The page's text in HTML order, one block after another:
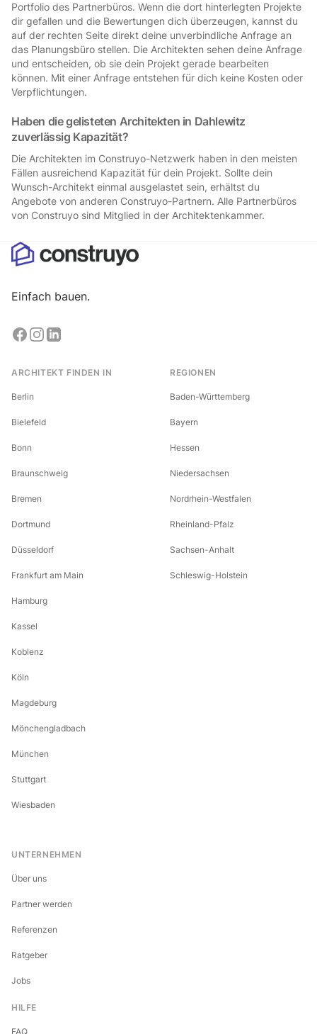
Portfolio des Partnerbüros. Wenn die dort hinterlegten Projekte
dir gefallen und die Bewertungen dich überzeugen, kannst du
auf der rechten Seite direkt deine unverbindliche Anfrage an
das Planungsbüro stellen. Die Architekten sehen deine Anfrage
und entscheiden, ob sie dein Projekt gerade bearbeiten
können. Mit einer Anfrage entstehen für dich keine Kosten oder
Verpflichtungen.
Haben die gelisteten Architekten in Dahlewitz
zuverlässig Kapazität?
Die Architekten im Construyo-Netzwerk haben in den meisten
Fällen ausreichend Kapazität für dein Projekt. Sollte dein
Wunsch-Architekt einmal ausgelastet sein, erhältst du
Angebote von anderen Construyo-Partnern. Alle Partnerbüros
von Construyo sind Mitglied in der Architektenkammer.
Einfach bauen.
ARCHITEKT FINDEN IN
Berlin
Bielefeld
Bonn
Braunschweig
Bremen
Dortmund
Düsseldorf
Frankfurt am Main
Hamburg
Kassel
Koblenz
Köln
Magdeburg
Mönchengladbach
München
Stuttgart
Wiesbaden
REGIONEN
Baden-Württemberg
Bayern
Hessen
Niedersachsen
Nordrhein-Westfalen
Rheinland-Pfalz
Sachsen-Anhalt
Schleswig-Holstein
UNTERNEHMEN
Über uns
Partner werden
Referenzen
Ratgeber
Jobs
HILFE
FAQ